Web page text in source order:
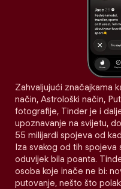
Zahvaljujući značajkama
način, Astrološki način,
fotografije, Tinder je i
upoznavanje na svijetu,
55 milijardi spojeva od
Iza svakog od tih spojeva
oduvijek bila poanta.
osoba koje inače ne bi:
putovanje, nešto što